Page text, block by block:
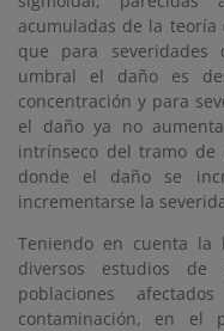
acumuladas de la
que para
umbral el daño es
concentración y para
el daño ya no
intrínseco del tramo de
donde el daño se
incrementarse la
Teniendo en cuenta la
diversos estudios
poblaciones
contaminación, en el